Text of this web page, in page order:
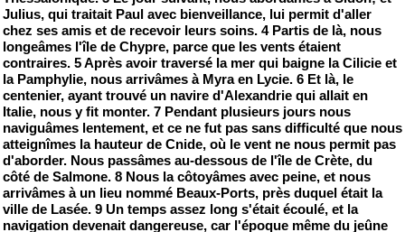
Julius, qui traitait Paul avec bienveillance, lui permit d'aller
chez ses amis et de recevoir leurs soins. 4 Partis de là, nous
longeâmes l'île de Chypre, parce que les vents étaient
contraires. 5 Après avoir traversé la mer qui baigne la Cilicie et
la Pamphylie, nous arrivâmes à Myra en Lycie. 6 Et là, le
centenier, ayant trouvé un navire d'Alexandrie qui allait en
Italie, nous y fit monter. 7 Pendant plusieurs jours nous
naviguâmes lentement, et ce ne fut pas sans difficulté que nous
atteignîmes la hauteur de Cnide, où le vent ne nous permit pas
d'aborder. Nous passâmes au-dessous de l'île de Crète, du
côté de Salmone. 8 Nous la côtoyâmes avec peine, et nous
arrivâmes à un lieu nommé Beaux-Ports, près duquel était la
ville de Lasée. 9 Un temps assez long s'était écoulé, et la
navigation devenait dangereuse, car l'époque même du jeûne